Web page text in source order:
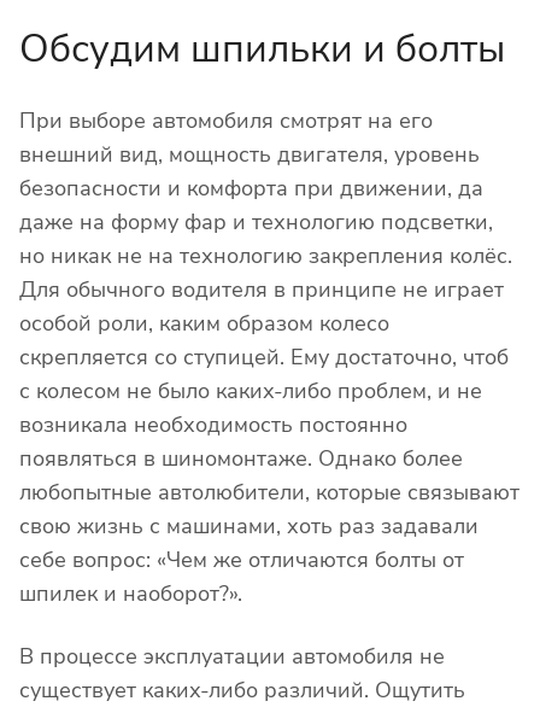
Обсудим шпильки и болты
При выборе автомобиля смотрят на его
внешний вид, мощность двигателя, уровень
безопасности и комфорта при движении, да
даже на форму фар и технологию подсветки,
но никак не на технологию закрепления колёс.
Для обычного водителя в принципе не играет
особой роли, каким образом колесо
скрепляется со ступицей. Ему достаточно, чтоб
с колесом не было каких-либо проблем, и не
возникала необходимость постоянно
появляться в шиномонтаже. Однако более
любопытные автолюбители, которые связывают
свою жизнь с машинами, хоть раз задавали
себе вопрос: «Чем же отличаются болты от
шпилек и наоборот?».
В процессе эксплуатации автомобиля не
существует каких-либо различий. Ощутить